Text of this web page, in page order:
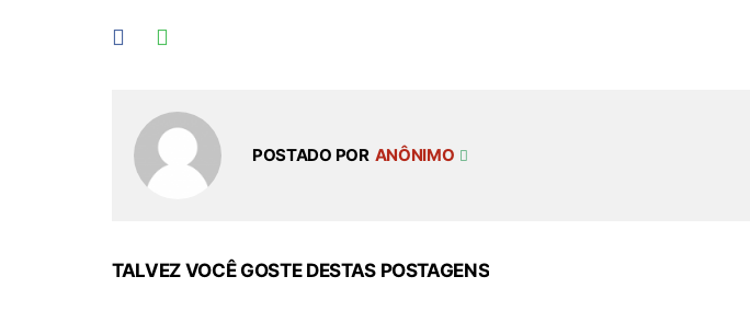
POSTADO POR ANÔNIMO
TALVEZ VOCÊ GOSTE DESTAS POSTAGENS